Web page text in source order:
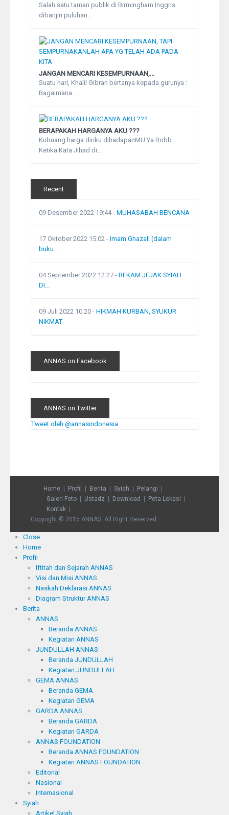
Salah satu taman publik di Birmingham Inggris
dibanjiri puluhan...
JANGAN MENCARI KESEMPURNAAN,...
Suatu hari, Khalil Gibran bertanya kepada gurunya :
Bagaimana...
BERAPAKAH HARGANYA AKU ???
Kubuang harga diriku dihadapanMU Ya Robb..
Ketika Kata Jihad di...
Recent
09 Desember 2022 19:44- MUHASABAH BENCANA
17 Oktober 2022 15:02 - Imam Ghazali (dalam
buku...
04 September 2022 12:27 - REKAM JEJAK SYIAH
DI...
09 Juli 2022 10:20 - HIKMAH KURBAN, SYUKUR
NIKMAT
ANNAS on Facebook
ANNAS on Twitter
Tweet oleh @annasindonesia
Home Profil Berita Syiah
Pelangi
Galeri Foto
Ustadz Download
Peta Lokasi
Kontak
Copyright © 2015 ANNAS. All Right Reserved
Close
Home
Profil
Iftitah dan Sejarah ANNAS
Visi dan Misi ANNAS
Naskah Deklarasi ANNAS
Diagram Struktur ANNAS
Berita
ANNAS
Beranda ANNAS
Kegiatan ANNAS
JUNDULLAH ANNAS
Beranda JUNDULLAH
Kegiatan JUNDULLAH
GEMA ANNAS
Beranda GEMA
Kegiatan GEMA
GARDA ANNAS
Beranda GARDA
Kegiatan GARDA
ANNAS FOUNDATION
Beranda ANNAS FOUNDATION
Kegiatan ANNAS FOUNDATION
Editorial
Nasional
Internasional
Syiah
Artikel Syiah